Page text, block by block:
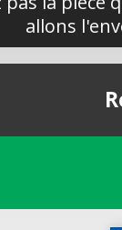
allons